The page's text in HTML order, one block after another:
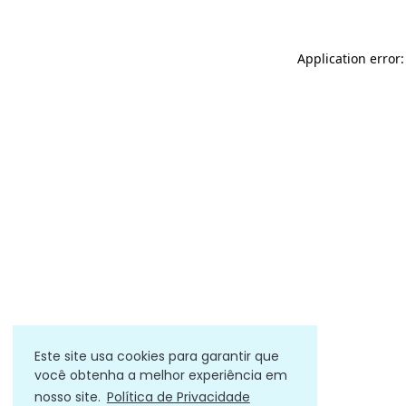
Este site usa cookies para garantir que
você obtenha a melhor experiência em
nosso site. Política de Privacidade
Application